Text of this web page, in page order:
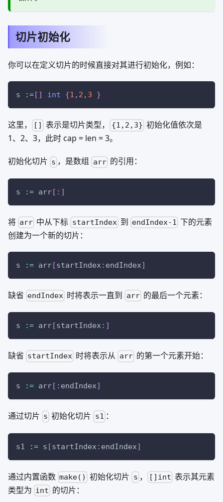
切片初始化
你可以在定义切片的时候直接对其进行初始化，例如：
s :=[ ] int {1 , 2 , 3 }
这里， [] 表示是切片类型， {1,2,3} 初始化值依次是
1、2、3，此时 cap = len = 3。
初始化切片 s ，是数组 arr的引用：
s := arr[ : ]
将 arr 中从下标 startIndex到 endIndex-1 下的元素
创建为一个新的切片：
s := arr[startIndex : endIndex]
缺省 endIndex 时将表示一直到 arr 的最后一个元素：
s := arr[startIndex : ]
缺省 startIndex 时将表示从 arr 的第一个元素开始：
s := arr [ : endIndex]
通过切片 s 初始化切片 s1 ：
s1 := s [startIndex : endIndex]
通过内置函数 make() 初始化切片 s ， []int 表示其元素
类型为 int 的切片：